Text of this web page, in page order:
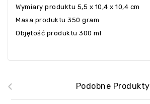
Wymiary produktu 5,5 x 10,4 x 10,4 cm
Masa produktu 350 gram
Objętość produktu 300 ml
Podobne Produkty
‹